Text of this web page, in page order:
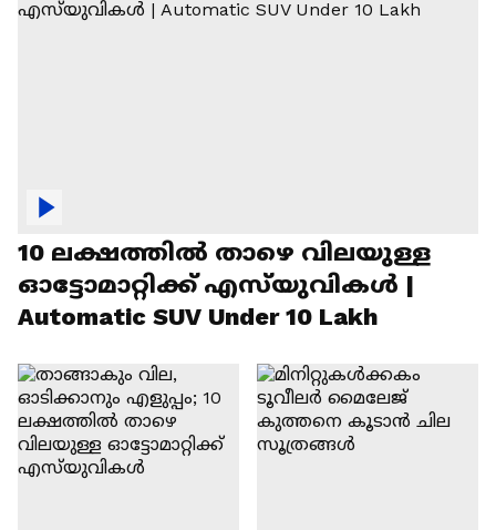
10 ലക്ഷത്തിൽ താഴെ വിലയുള്ള
ഓട്ടോമാറ്റിക്ക് എസ്‍യുവികൾ |
Automatic SUV Under 10 Lakh